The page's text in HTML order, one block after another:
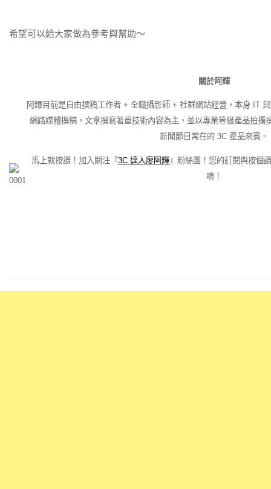
希望可以給大家做為參考與幫助～
關於阿輝
阿輝目前是自由撰稿工作者 + 全職攝影師 + 社群網站經營，本身 IT
網路媒體撰稿，文章撰寫著重技術內容為主，並以專業等級產品拍攝
新聞節目常在的 3C 產品來賓。
馬上就按讚！加入關注『3C 達人廖阿輝』粉絲團！您的訂閱與按個
唷！